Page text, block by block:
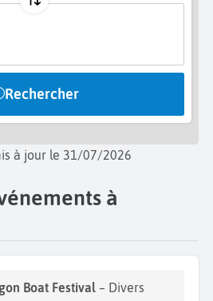
Rechercher
à jour le 31/07/2026
à
Boat Festival – Divers